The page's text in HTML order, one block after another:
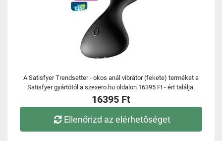
A Satisfyer Trendsetter - okos anál vibrátor (fekete) terméket a
Satisfyer gyártótól a szexero.hu oldalon 16395 Ft - ért találja.
16395 Ft
Ellenőrizd az elérhetőséget